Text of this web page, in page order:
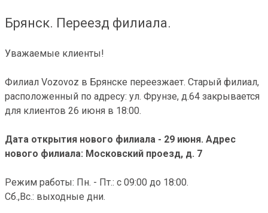
Брянск. Переезд филиала.
Уважаемые клиенты!
Филиал Vozovoz в Брянске переезжает. Старый филиал,
расположенный по адресу: ул. Фрунзе, д.64 закрывается
для клиентов 26 июня в 18:00.
Дата открытия нового филиала - 29 июня. Адрес
нового филиала: Московский проезд, д. 7
Режим работы: Пн. - Пт.: с 09:00 до 18:00.
Сб.,Вс.: выходные дни.